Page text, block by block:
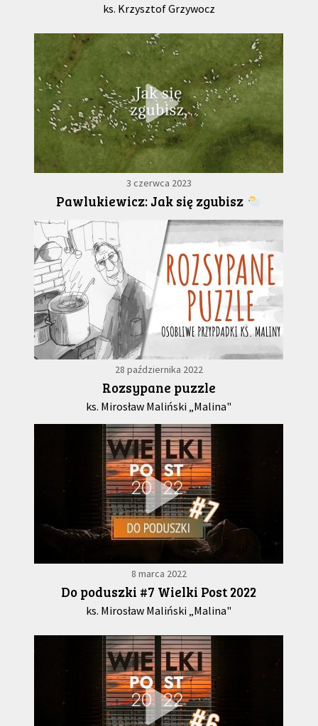
ks. Krzysztof Grzywocz
3 czerwca 2023
Pawlukiewicz: Jak się zgubisz
28 października 2022
Rozsypane puzzle
ks. Mirosław Maliński „Malina"
8 marca 2022
Do poduszki #7 Wielki Post 2022
ks. Mirosław Maliński „Malina"